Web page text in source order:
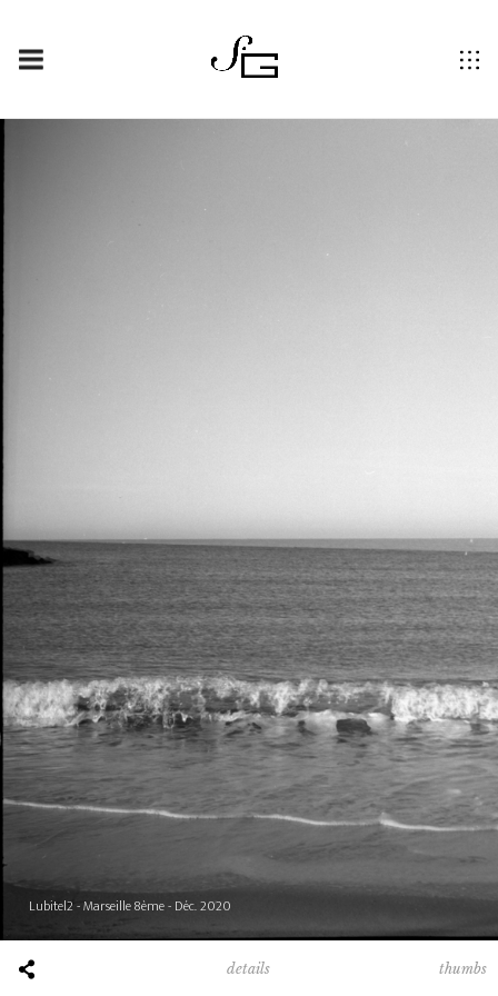
Lubitel2 - Marseille 8ème - Déc. 2020
details thumbs